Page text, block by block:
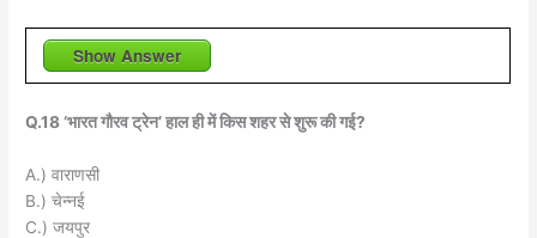
Show Answer
Q.18 ‘भारत गौरव ट्रेन’ हाल ही में किस शहर से शुरू की गई?
A.) वाराणसी
B.) चेन्नई
C.) जयपुर